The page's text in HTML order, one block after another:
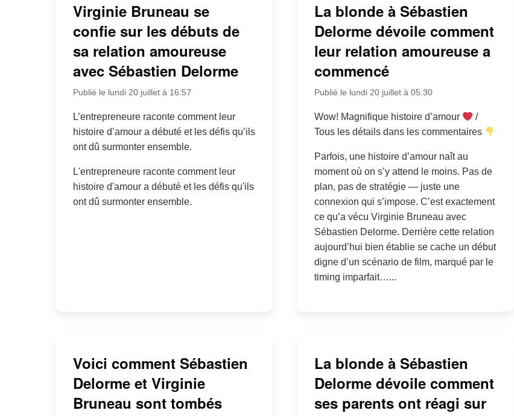
Virginie Bruneau se
confie sur les débuts de
sa relation amoureuse
avec Sébastien Delorme
Publié le lundi 20 juillet à 16:57
L’entrepreneure raconte comment leur
histoire d’amour a débuté et les défis qu’ils
ont dû surmonter ensemble.
L'entrepreneure raconte comment leur
histoire d'amour a débuté et les défis qu'ils
ont dû surmonter ensemble.
La blonde à Sébastien
Delorme dévoile comment
leur relation amoureuse a
commencé
Publié le lundi 20 juillet à 05:30
Wow! Magnifique histoire d’amour
/
Tous les détails dans les commentaires
Parfois, une histoire d’amour naît au
moment où on s’y attend le moins. Pas de
plan, pas de stratégie — juste une
connexion qui s’impose. C’est exactement
ce qu’a vécu Virginie Bruneau avec
Sébastien Delorme. Derrière cette relation
aujourd’hui bien établie se cache un début
digne d’un scénario de film, marqué par le
timing imparfait…...
Voici comment Sébastien
Delorme et Virginie
Bruneau sont tombés
La blonde à Sébastien
Delorme dévoile comment
ses parents ont réagi sur